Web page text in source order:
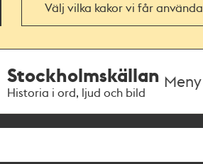
Välj vilka kakor vi får använda
Stockholmskällan
Historia i ord, ljud och bild
Meny